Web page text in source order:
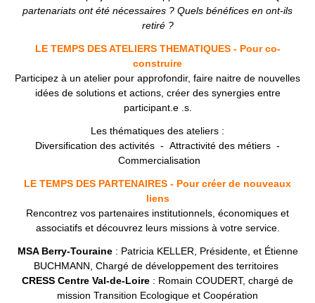
partenariats ont été nécessaires ? Quels bénéfices en ont-ils
retiré ?
LE TEMPS DES ATELIERS THEMATIQUES - Pour co-
construire
Participez à un atelier pour approfondir, faire naitre de nouvelles
idées de solutions et actions, créer des synergies entre
participant.e .s.
Les thématiques des ateliers :
Diversification des activités - Attractivité des métiers -
Commercialisation
LE TEMPS DES PARTENAIRES - Pour créer de nouveaux
liens
Rencontrez vos partenaires institutionnels, économiques et
associatifs et découvrez leurs missions à votre service.
MSA Berry-Touraine : Patricia KELLER, Présidente, et Étienne
BUCHMANN, Chargé de développement des territoires
CRESS Centre Val-de-Loire : Romain COUDERT, chargé de
mission Transition Ecologique et Coopération